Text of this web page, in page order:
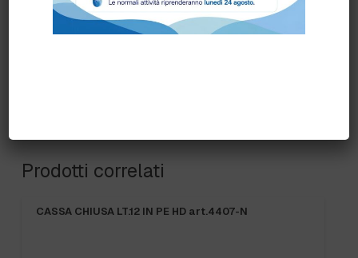
Prodotti correlati
CASSA CHIUSA LT.12 IN PE HD art.4407-N